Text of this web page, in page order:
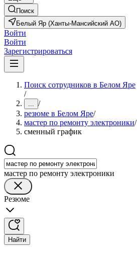
Поиск
Белый Яр (Ханты-Мансийский АО)
Войти
Войти
Зарегистрироваться
Поиск сотрудников в Белом Яре
/
... /
резюме в Белом Яре/
мастер по ремонту электроники/
сменный график
мастер по ремонту электроники
Резюме
Найти